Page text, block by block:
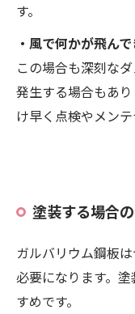
す。
・風で何かが飛ん
この場合も深刻な
発生する場合もあ
け早く点検やメン
塗装する場合
ガルバリウム鋼板
必要になります。
すめです。